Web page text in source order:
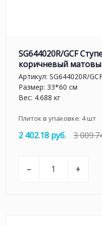
SG644020R/GCF
коричневый
Артикул: SG644020R/
Размер: 33*60 см
Вес: 4.688 кг
Плиток в упаковке: 4шт
2 402.18 руб. 3
– +